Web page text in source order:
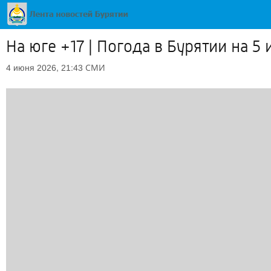
На юге +17 | Погода в Бурятии на 5
4 июня 2026, 21:43 СМИ